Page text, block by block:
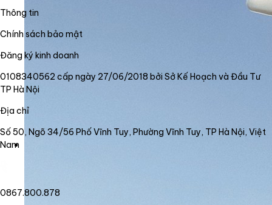
Thông tin
Chính sách bảo mật
Đăng ký kinh doanh
0108340562 cấp ngày 27/06/2018 bởi Sở Kế Hoạch và Đầu Tư
TP Hà Nội
Địa chỉ
Số 50, Ngõ 34/56 Phố Vĩnh Tuy, Phường Vĩnh Tuy, TP Hà Nội, Việt
Nam
0867.800.878